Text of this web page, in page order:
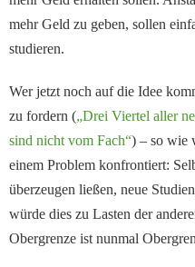
mehr Geld zu geben, sollen
studieren.
Wer jetzt noch auf die Idee
zu fordern („Drei Viertel aller
sind nicht vom Fach“) – so wie
einem Problem konfrontiert:
überzeugen ließen, neue
würde dies zu Lasten der
Obergrenze ist nunmal